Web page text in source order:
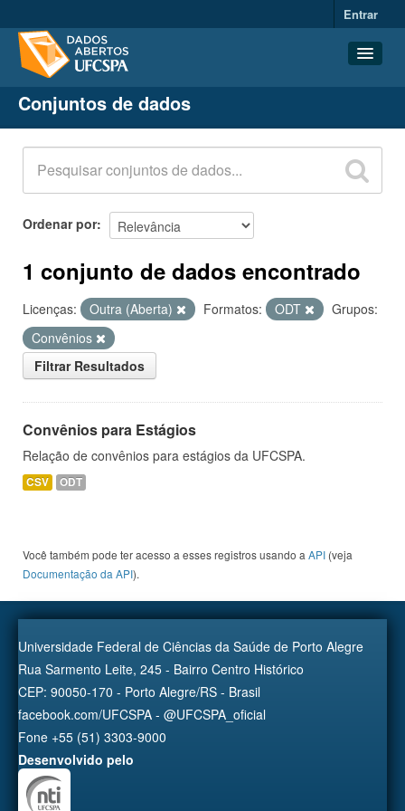
Entrar
Conjuntos de dados
Organizações
Grupos
Sobre
Conjuntos de dados
Ordenar por
1 conjunto de dados encontrado
Licenças: Outra (Aberta) Formatos: ODT
Grupos:
Convênios
Filtrar Resultados
Convênios para Estágios
Relação de convênios para estágios da UFCSPA.
CSV ODT
Você também pode ter acesso a esses registros usando a API (veja
Documentação da API).
Universidade Federal de Ciências da Saúde de Porto Alegre
Rua Sarmento Leite, 245 - Bairro Centro Histórico
CEP: 90050-170 - Porto Alegre/RS - Brasil
facebook.com/UFCSPA - @UFCSPA_oficial
Fone +55 (51) 3303-9000
Desenvolvido pelo